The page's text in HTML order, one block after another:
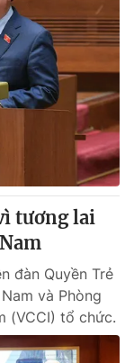
tương lai
đàn Quyền Trẻ
và Phòng
(VCCI) tổ chức.